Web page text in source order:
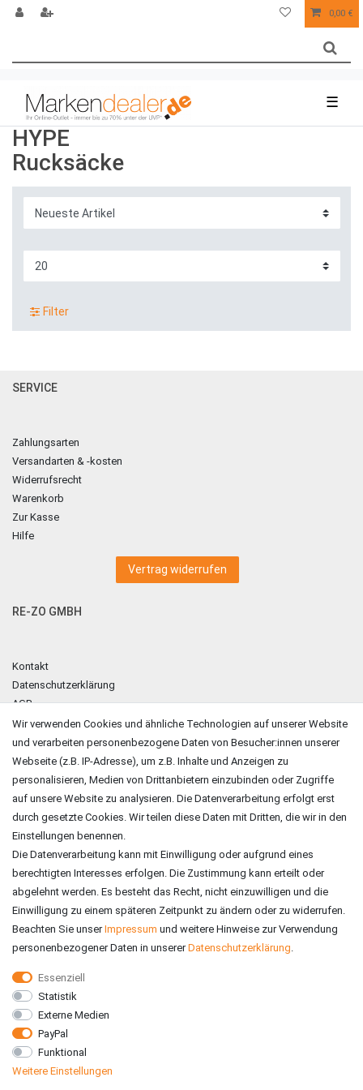
0,00 €
☰
HYPE
Rucksäcke
Filter
SERVICE
Zahlungsarten
Versandarten & -kosten
Widerrufsrecht
Warenkorb
Zur Kasse
Hilfe
Vertrag widerrufen
RE-ZO GMBH
Kontakt
Datenschutzerklärung
AGB
Impressum
ZAHLUNGSARTEN
VERSAND
Wir verwenden Cookies und ähnliche Technologien auf unserer Website
und verarbeiten personenbezogene Daten von Besucher:innen unserer
Webseite (z.B. IP-Adresse), um z.B. Inhalte und Anzeigen zu
personalisieren, Medien von Drittanbietern einzubinden oder Zugriffe
auf unsere Website zu analysieren. Die Datenverarbeitung erfolgt erst
durch gesetzte Cookies. Wir teilen diese Daten mit Dritten, die wir in den
Einstellungen benennen.
Die Datenverarbeitung kann mit Einwilligung oder aufgrund eines
berechtigten Interesses erfolgen. Die Zustimmung kann erteilt oder
abgelehnt werden. Es besteht das Recht, nicht einzuwilligen und die
Einwilligung zu einem späteren Zeitpunkt zu ändern oder zu widerrufen.
Beachten Sie unserImpressum und weitere Hinweise zur Verwendung
personenbezogener Daten in unsererDaten­schutz­erklärung.
Essenziell
Statistik
Externe Medien
PayPal
Funktional
Weitere Einstellungen